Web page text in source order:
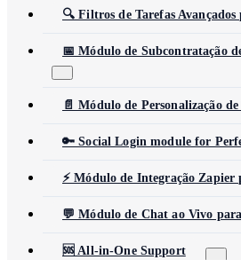
🔍 Filtros de Tarefas Avançados
📅 Módulo de Subcontratação
📄 Módulo de Personalização
🔑 Social Login module for
⚡ Módulo de Integração Zapier
💬 Módulo de Chat ao Vivo
🆘 All-in-One Support